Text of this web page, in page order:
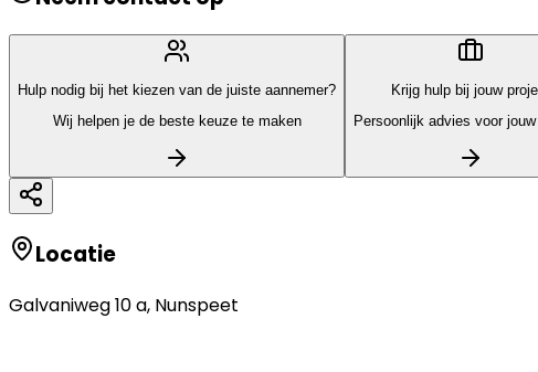
Hulp nodig bij het kiezen van de juiste aannemer?
Wij helpen je de beste keuze te maken
Krijg hulp bij jouw
Persoonlijk advies voor
Locatie
Galvaniweg 10 a, Nunspeet